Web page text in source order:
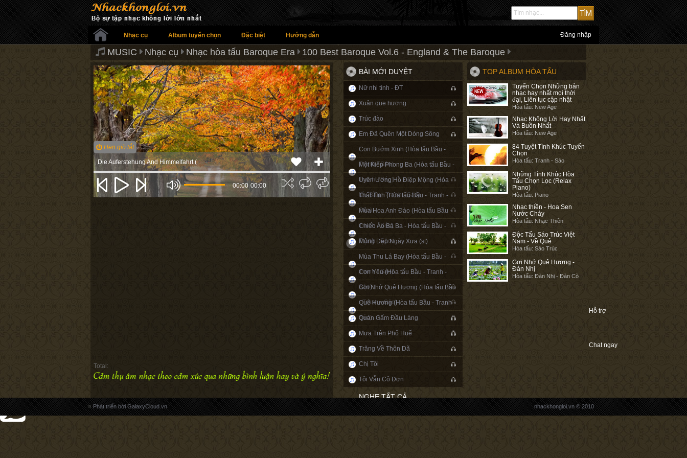
Nhạc cụ Album tuyển chọn Đặc biệt Hướng dẫn Đăng nhập
MUSIC Nhạc cụ Nhạc hòa tấu Baroque Era 100 Best Baroque Vol.6 - England & The Baroque
Hẹn giờ tắt
Die Auferstehung And Himmelfahrt (
00:00 00:00
Total:
BÀI MỚI DUYỆT
Nữ nhi tình - ĐT
Xuân que hương
Trúc đào
Em Đã Quên Một Dòng Sông
Con Bướm Xinh (Hòa tấu Bầu -
Tranh - Sáo)
Một Kiếp Phong Ba (Hòa tấu Bầu -
Tranh - Sáo)
Uyên Ương Hồ Điệp Mộng (Hòa
tấu Bầu - Tranh - Sáo)
Thất Tình (Hòa tấu Bầu - Tranh -
Sáo)
Mùa Hoa Anh Đào (Hòa tấu Bầu -
Tranh - Sáo)
Chiếc Áo Bà Ba - Hòa tấu Bầu -
Tranh - Sáo
Mộng Đẹp Ngày Xưa (st)
Mùa Thu Lá Bay (Hòa tấu Bầu -
Tranh - Sáo)
Con Yêu (Hòa tấu Bầu - Tranh -
Sáo)
Gợi Nhớ Quê Hương (Hòa tấu Bầu
- Tranh - Sáo)
Quê Hương (Hòa tấu Bầu - Tranh -
Sáo)
Quán Gấm Đầu Làng
Mưa Trên Phố Huế
Trăng Về Thôn Dã
Chị Tôi
Tôi Vẫn Cô Đơn
NGHE TẤT CẢ
TOP ALBUM HÒA TẤU
Tuyển Chọn Những bản
nhạc hay nhất mọi thời
đại, Liên tục cập nhật
Hòa tấu: New Age
Nhạc Không Lời Hay Nhất
Và Buồn Nhất
Hòa tấu: New Age
84 Tuyệt Tình Khúc Tuyển
Chọn
Hòa tấu: Tranh - Sáo
Những Tình Khúc Hòa
Tấu Chọn Lọc (Relax
Piano)
Hòa tấu: Piano
Nhạc thiền - Hoa Sen
Nước Chảy
Hòa tấu: Nhạc Thiền
Độc Tấu Sáo Trúc Việt
Nam - Về Quê
Hòa tấu: Sáo Trúc
Gợi Nhớ Quê Hương -
Đàn Nhị
Hòa tấu: Đàn Nhị - Đàn Cò
Hỗ trợ
Chat ngay
Phát triển bởi GalaxyCloud.vn nhackhongloi.vn © 2010